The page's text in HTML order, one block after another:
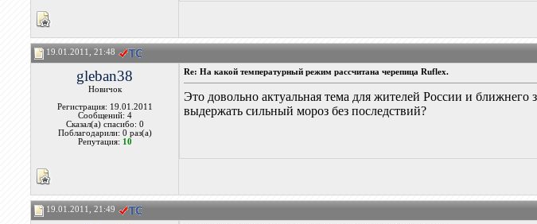
19.01.2011, 21:48
gleban38
Новичок
Регистрация: 19.01.2011
Сообщений: 4
Сказал(а) спасибо: 0
Поблагодарили: 0 раз(а)
Репутация: 10
Re: На какой температурный режим рассчитана черепица Ruflex.
Это довольно актуальная тема для жителей России и
выдержать сильный мороз без последствий?
19.01.2011, 21:49